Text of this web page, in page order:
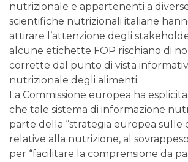
nutrizionale e appartenenti a
scientifiche nutrizionali italiane
attirare l’attenzione degli
alcune etichette FOP rischiano di
corrette dal punto di vista
nutrizionale degli alimenti.
La Commissione europea ha
che tale sistema di informazione
parte della “strategia europea sulle
relative alla nutrizione, al sovrappeso
per “facilitare la comprensione da